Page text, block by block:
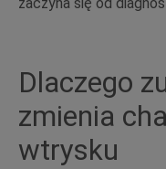
Dlaczego
zmienia
wtrysku